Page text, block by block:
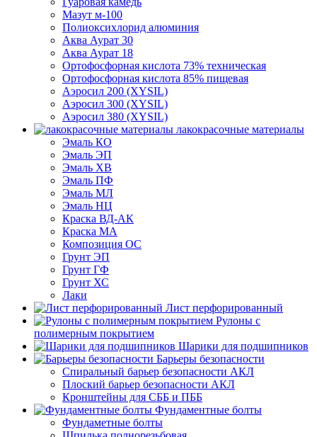
Мазут м-100
Полиоксихлорид алюминия
Аква Аурат 30
Аква Аурат 18
Ортофосфорная кислота 73% техническая
Ортофосфорная кислота 85% пищевая
Аэросил 200 (XYSIL)
Аэросил 300 (XYSIL)
Аэросил 380 (XYSIL)
лакокрасочные материалы
Эмаль КО
Эмаль ЭП
Эмаль ХВ
Эмаль ПФ
Эмаль МЛ
Эмаль НЦ
Краска ВД-АК
Краска МА
Композиция ОС
Грунт ЭП
Грунт ГФ
Грунт ХС
Лаки
Лист перфорированный
Рулоны с
полимерным покрытием
Шарики для подшипников
Барьеры безопасности
Спиральный барьер безопасности АКЛ
Плоский барьер безопасности АКЛ
Кронштейны для СББ и ПББ
Фундаментные болты
Фундаметные болты